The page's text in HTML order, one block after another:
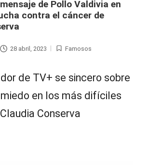
de Pollo Valdivia en
contra el cáncer de
28 abril, 2023
Publicada
Famosos
de TV+ se sincero sobre
en los más difíciles
Conserva